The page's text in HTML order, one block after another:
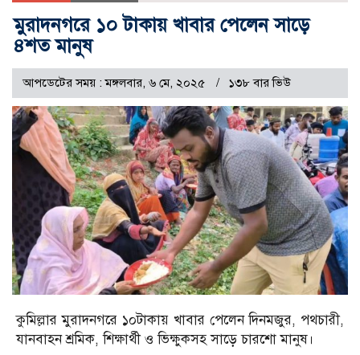
মুরাদনগরে ১০ টাকায় খাবার পেলেন সাড়ে
৪শত মানুষ
আপডেটের সময় : মঙ্গলবার, ৬ মে, ২০২৫ ১৩৮ বার ভিউ
কুমিল্লার মুরাদনগরে ১০টাকায় খাবার পেলেন দিনমজুর, পথচারী,
যানবাহন শ্রমিক, শিক্ষার্থী ও ভিক্ষুকসহ সাড়ে চারশো মানুষ।